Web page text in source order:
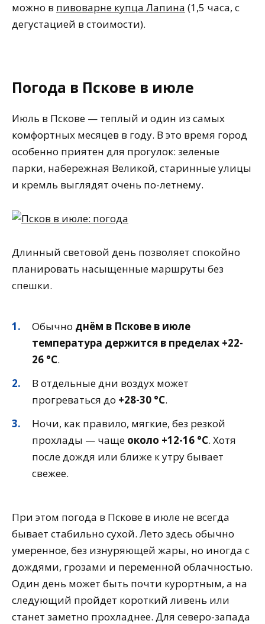
можно в пивоварне купца Лапина (1,5 часа, с
дегустацией в стоимости).
Погода в Пскове в июле
Июль в Пскове — теплый и один из самых
комфортных месяцев в году. В это время город
особенно приятен для прогулок: зеленые
парки, набережная Великой, старинные улицы
и кремль выглядят очень по-летнему.
Длинный световой день позволяет спокойно
планировать насыщенные маршруты без
спешки.
Обычно днём в Пскове в июле
температура держится в пределах +22-
26 °C.
В отдельные дни воздух может
прогреваться до +28-30 °C.
Ночи, как правило, мягкие, без резкой
прохлады — чаще около +12-16 °C. Хотя
после дождя или ближе к утру бывает
свежее.
При этом погода в Пскове в июле не всегда
бывает стабильно сухой. Лето здесь обычно
умеренное, без изнуряющей жары, но иногда с
дождями, грозами и переменной облачностью.
Один день может быть почти курортным, а на
следующий пройдет короткий ливень или
станет заметно прохладнее. Для северо-запада